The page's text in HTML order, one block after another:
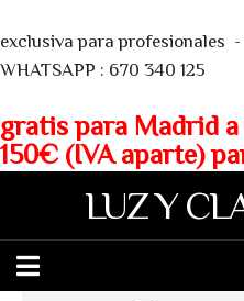
exclusiva para profesionales -
WHATSAPP : 670 340 125
gratis para Madrid
150€ (IVA aparte)
LUZ Y